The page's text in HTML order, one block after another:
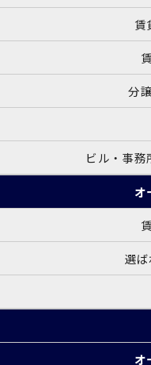
賃
分
ビル・事務
オ
選
オ